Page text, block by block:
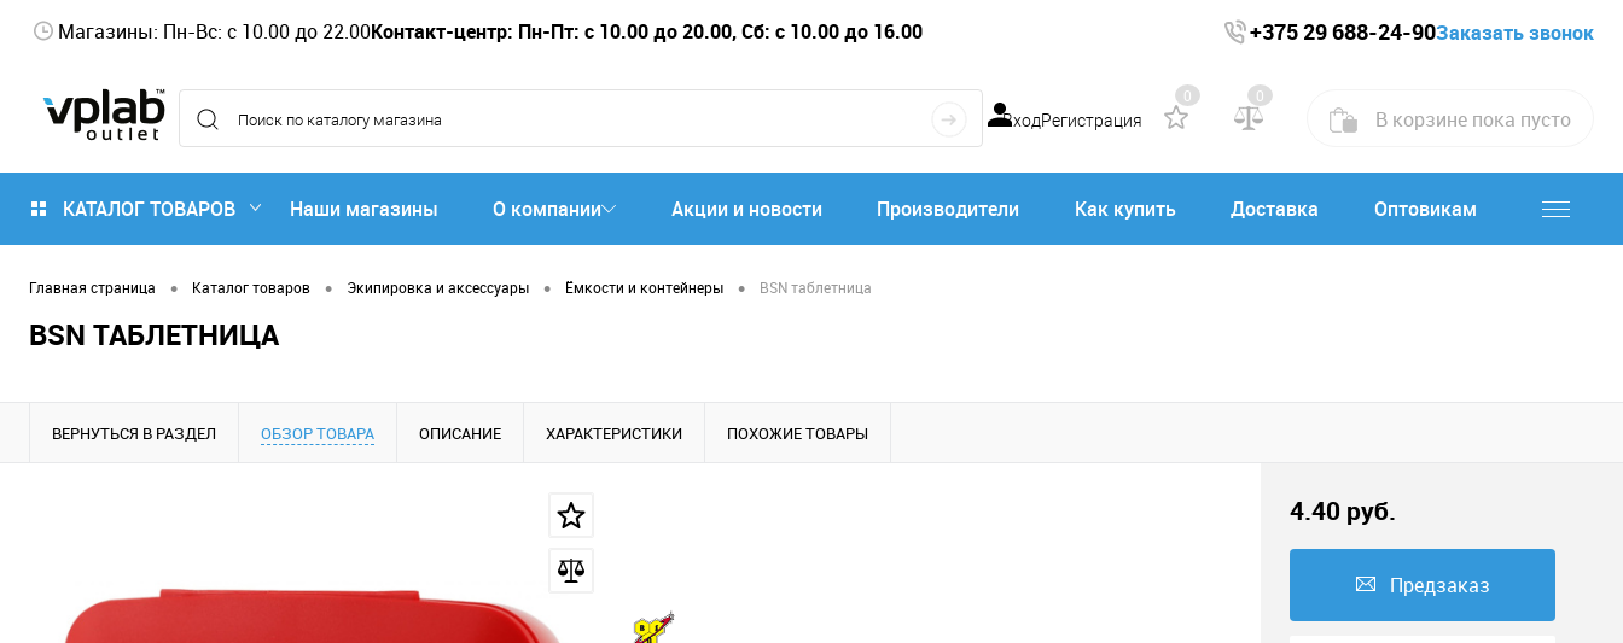
Магазины: Пн-Вс: с 10.00 до 22.00Контакт-центр: Пн-Пт: с 10.00 до 20.00, Сб: с 10.00 до 16.00 +375 29 688-24-90Заказать звонок
ВходРегистрация
0 0
В корзине пока пусто
КАТАЛОГ ТОВАРОВ Наши магазины О компании Акции и новости Производители Как купить Доставка Оптовикам
Главная страница • Каталог товаров • Экипировка и аксессуары • Ёмкости и контейнеры • BSN таблетница
BSN ТАБЛЕТНИЦА
ВЕРНУТЬСЯ В РАЗДЕЛ ОБЗОР ТОВАРА ОПИСАНИЕ ХАРАКТЕРИСТИКИ ПОХОЖИЕ ТОВАРЫ
4.40 руб.
Предзаказ